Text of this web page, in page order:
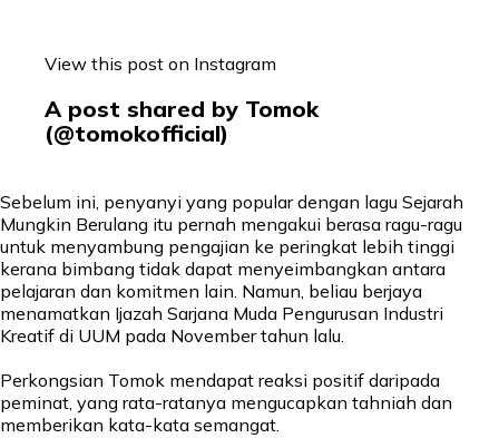
View this post on Instagram
A post shared by Tomok
(@tomokofficial)
Sebelum ini, penyanyi yang popular dengan lagu Sejarah
Mungkin Berulang itu pernah mengakui berasa ragu-ragu
untuk menyambung pengajian ke peringkat lebih tinggi
kerana bimbang tidak dapat menyeimbangkan antara
pelajaran dan komitmen lain. Namun, beliau berjaya
menamatkan Ijazah Sarjana Muda Pengurusan Industri
Kreatif di UUM pada November tahun lalu.
Perkongsian Tomok mendapat reaksi positif daripada
peminat, yang rata-ratanya mengucapkan tahniah dan
memberikan kata-kata semangat.